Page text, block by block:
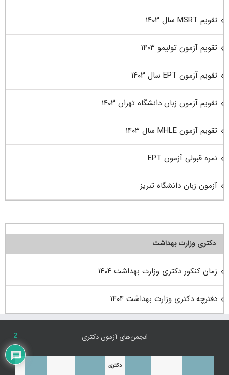
تقویم MSRT سال ۱۴۰۳
تقویم آزمون تولیمو ۱۴۰۳
تقویم آزمون EPT سال ۱۴۰۳
تقویم آزمون زبان دانشگاه تهران ۱۴۰۳
تقویم آزمون MHLE سال ۱۴۰۳
نمره قبولی آزمون EPT
آزمون زبان دانشگاه تبریز
دکتری وزارت بهداشت
زمان کنکور دکتری وزارت بهداشت ۱۴۰۴
دفترچه دکتری وزارت بهداشت ۱۴۰۴
انجمن‌های آزمون دکتری
دکتری
2